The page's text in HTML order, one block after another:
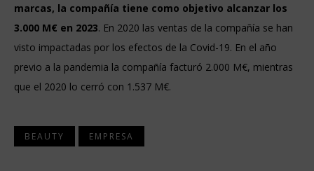
marcas, la compañía tiene como objetivo alcanzar los
3.000 M€ en 2023. En 2020 las ventas de la compañía se han
visto impactadas por los efectos de la Covid-19. En el año
previo a la pandemia la compañía facturó 2.000 M€, mientras
que el 2020 lo cerró con 1.537 M€.
BEAUTY EMPRESA